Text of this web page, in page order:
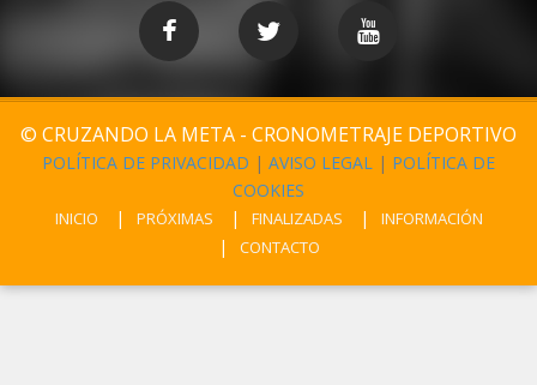
© CRUZANDO LA META - CRONOMETRAJE DEPORTIVO
POLÍTICA DE PRIVACIDAD | AVISO LEGAL | POLÍTICA DE
COOKIES
INICIO PRÓXIMAS FINALIZADAS
INFORMACIÓN
CONTACTO